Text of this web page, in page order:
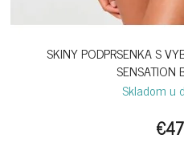
SKINY PODPRSENKA S
SENSATION
Skladom u